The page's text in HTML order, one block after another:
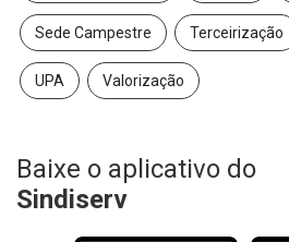
Sede Campestre Terceirização
UPA Valorização
Baixe o aplicativo do
Sindiserv